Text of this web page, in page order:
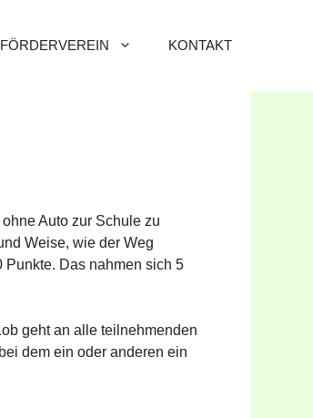
FÖRDERVEREIN KONTAKT
Auto zur Schule zu
Weise, wie der Weg
Das nahmen sich 5
geht an alle teilnehmenden
dem ein oder anderen ein